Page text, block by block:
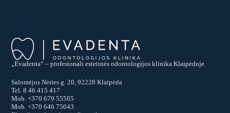
„Evadenta“ – profesionali estetinės odontologijos klinika Klaipėdoje
Salomėjos Nėries g. 20, 92228 Klaipėda
Tel.8 46 415 417
Mob.+370 679 55505
Mob.+370 646 75043